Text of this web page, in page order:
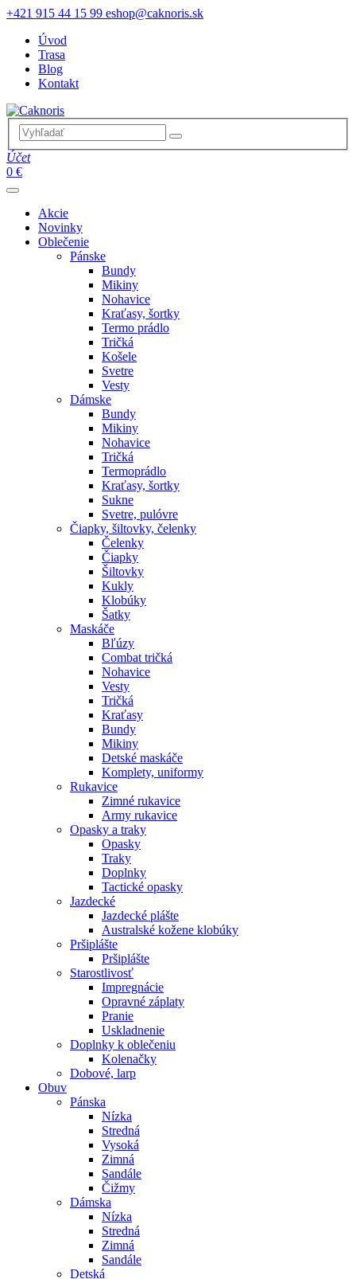
+421 915 44 15 99 eshop@caknoris.sk
Úvod
Trasa
Blog
Kontakt
Účet
0 €
Akcie
Novinky
Oblečenie
Pánske
Bundy
Mikiny
Nohavice
Kraťasy, šortky
Termo prádlo
Tričká
Košele
Svetre
Vesty
Dámske
Bundy
Mikiny
Nohavice
Tričká
Termoprádlo
Kraťasy, šortky
Sukne
Svetre, pulóvre
Čiapky, šiltovky, čelenky
Čelenky
Čiapky
Šiltovky
Kukly
Klobúky
Šatky
Maskáče
Bľúzy
Combat tričká
Nohavice
Vesty
Tričká
Kraťasy
Bundy
Mikiny
Detské maskáče
Komplety, uniformy
Rukavice
Zimné rukavice
Army rukavice
Opasky a traky
Opasky
Traky
Doplnky
Tactické opasky
Jazdecké
Jazdecké plášte
Australské kožene klobúky
Pršiplášte
Pršiplášte
Starostlivosť
Impregnácie
Opravné záplaty
Pranie
Uskladnenie
Doplnky k oblečeniu
Kolenačky
Dobové, larp
Obuv
Pánska
Nízka
Stredná
Vysoká
Zimná
Sandále
Čižmy
Dámska
Nízka
Stredná
Zimná
Sandále
Detská